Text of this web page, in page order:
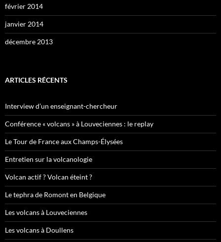
février 2014
janvier 2014
décembre 2013
ARTICLES RÉCENTS
Interview d’un enseignant-chercheur
Conférence « volcans » à Louveciennes : le replay
Le Tour de France aux Champs-Élysées
Entretien sur la volcanologie
Volcan actif ? Volcan éteint ?
Le tephra de Romont en Belgique
Les volcans à Louveciennes
Les volcans à Doullens